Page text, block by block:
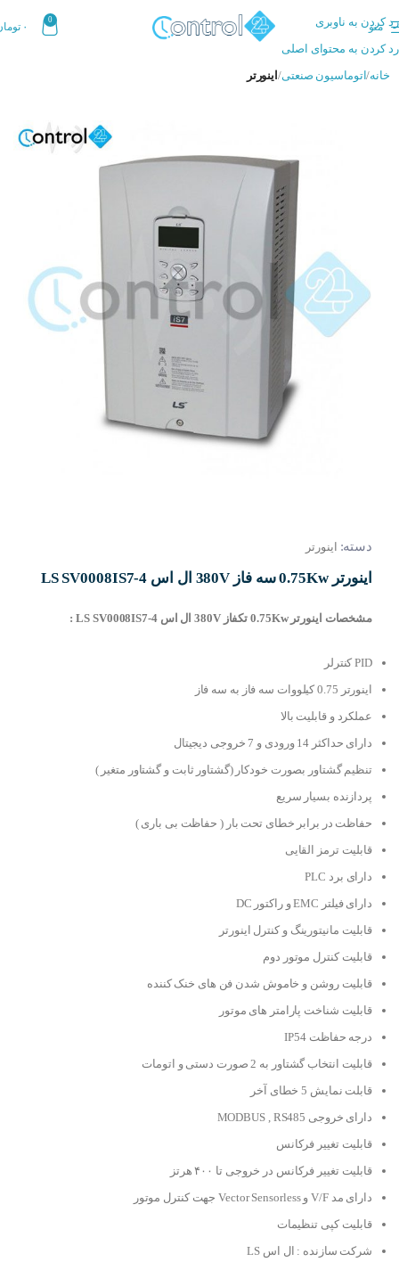
رد کردن به ناوبری
رد کردن به محتوای اصلی
منو
0
۰
خانه اتوماسیون صنعتی اینورتر
دسته: اینورتر
اینورتر 0.75Kw سه فاز 380V ال اس LS SV0008IS7-4
مشخصات اینورتر 0.75Kw تکفاز 380V ال اس LS SV0008IS7-4 :
PID کنترلر
اینورتر 0.75 کیلووات سه فاز به سه فاز
عملکرد و قابلیت بالا
دارای حداکثر 14 ورودی و 7 خروجی دیجیتال
تنظیم گشتاور بصورت خودکار (گشتاور ثابت و گشتاور متغیر )
پردازنده بسیار سریع
حفاظت در برابر خطای تحت بار ( حفاظت بی باری )
قابلیت ترمز القایی
دارای برد PLC
دارای فیلتر EMC و راکتور DC
قابلیت مانیتورینگ و کنترل اینورتر
قابلیت کنترل موتور دوم
قابلیت روشن و خاموش شدن فن های خنک کننده
قابلیت شناخت پارامتر های موتور
درجه حفاظت IP54
قابلیت انتخاب گشتاور به 2 صورت دستی و اتومات
قابلت نمایش 5 خطای آخر
دارای خروجی MODBUS , RS485
قابلیت تغییر فرکانس
قابلیت تغییر فرکانس در خروجی تا ۴۰۰ هرتز
دارای مد V/F و Vector Sensorless جهت کنترل موتور
قابلیت کپی تنظیمات
شرکت سازنده : ال اس LS